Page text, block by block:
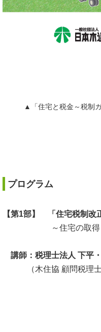
▲「住宅と税金～税制ガ
プログラム
【第1部】
「住宅税制改
～住宅の取得・保
講師：税理士法人 下
（木住協 顧問税理士